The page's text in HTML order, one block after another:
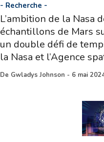
- Recherche -
L’ambition de la Nasa
échantillons de Mars
un double défi de
la Nasa et l’Agence
De Gwladys Johnson - 6 mai